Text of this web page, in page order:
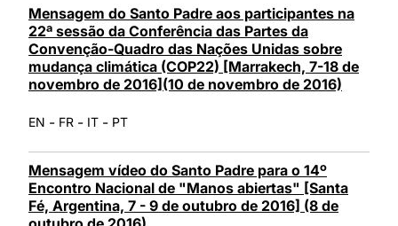
Mensagem do Santo Padre aos participantes na
22ª sessão da Conferência das Partes da
Convenção-Quadro das Nações Unidas sobre
mudança climática (COP22) [Marrakech, 7-18 de
novembro de 2016](10 de novembro de 2016)
EN - FR - IT - PT
Mensagem vídeo do Santo Padre para o 14º
Encontro Nacional de "Manos abiertas" [Santa
Fé, Argentina, 7 - 9 de outubro de 2016] (8 de